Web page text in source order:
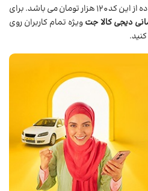
همچنین حداقل خرید برای استفاده از این کد 120 هزار تومان می باشد. برای
ویژه تمام کاربران روی